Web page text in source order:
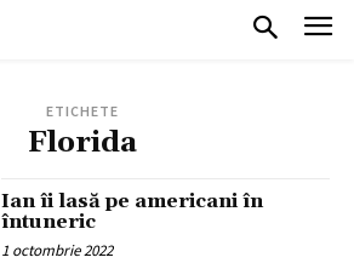
ETICHETE
Florida
Ian îi lasă pe americani în
întuneric
1 octombrie 2022